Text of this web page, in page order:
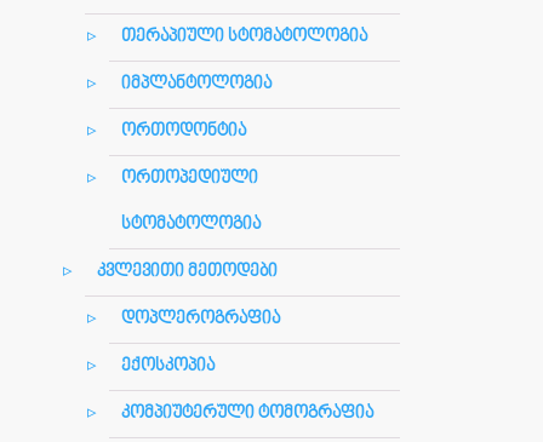
თერაპიული სტომატოლოგია
იმპლანტოლოგია
ორთოდონტია
ორთოპედიული
სტომატოლოგია
კვლევითი მეთოდები
დოპლეროგრაფია
ექოსკოპია
კომპიუტერული ტომოგრაფია